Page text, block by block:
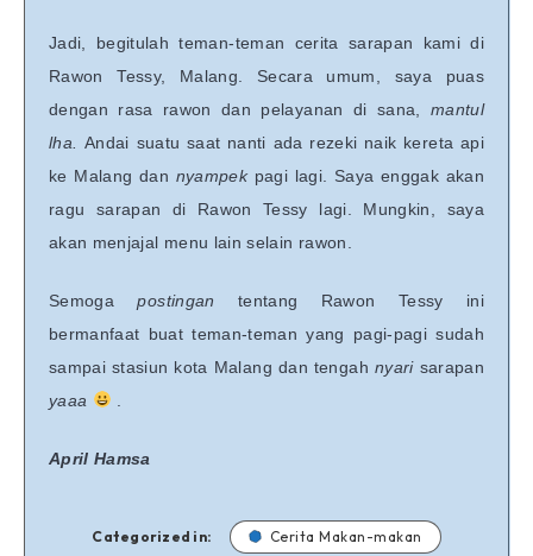
Jadi, begitulah teman-teman cerita sarapan kami di
Rawon Tessy, Malang. Secara umum, saya puas
dengan rasa rawon dan pelayanan di sana, mantul
lha.Andai suatu saat nanti ada rezeki naik kereta api
ke Malang dan nyampek pagi lagi. Saya enggak akan
ragu sarapan di Rawon Tessy lagi. Mungkin, saya
akan menjajal menu lain selain rawon.
Semogapostingan tentang Rawon Tessy ini
bermanfaat buat teman-teman yang pagi-pagi sudah
sampai stasiun kota Malang dan tengah nyari sarapan
yaaa
April Hamsa
Categorized in: Cerita Makan-makan